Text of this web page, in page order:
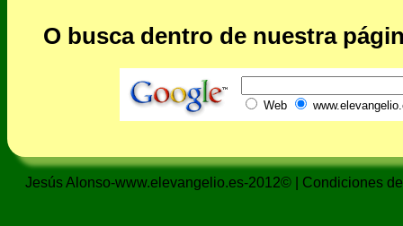
O busca dentro de nuestra
Web
Jesús Alonso-www.elevangelio.es-2012© | Condiciones